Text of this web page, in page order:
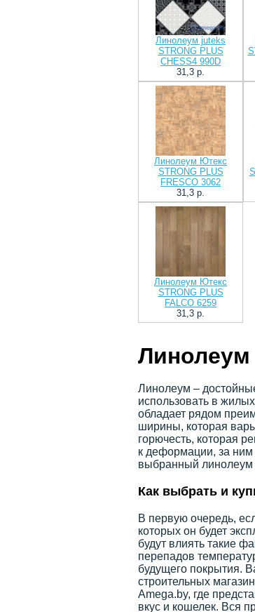
Линолеум juteks
STRONG PLUS
CHESS4 990D
31,3 p.
Линолеум Ютекс
STRONG PLUS
FRESCO 3062
31,3 p.
Линолеум Ютекс
STRONG PLUS
FALCO 6259
31,3 p.
Линолеум –
использовать в
обладает рядом
ширины, которая
горючесть, которая
к деформации, за ним
выбранный линолеум
Как выбрать и
В первую очередь,
которых он будет
будут влиять такие
перепадов
будущего покрытия.
строительных
Amega.by, где
вкус и кошелек. Вся